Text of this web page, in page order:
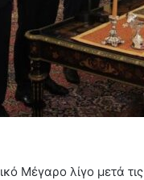
Μέγαρο λίγο μετά